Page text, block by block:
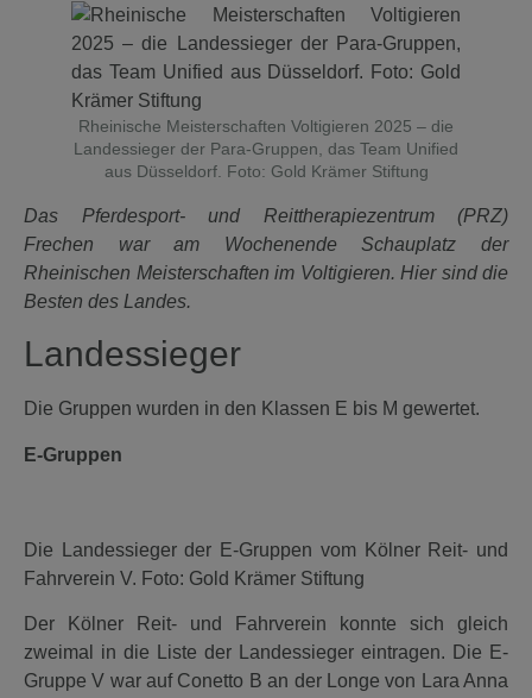
Rheinische Meisterschaften Voltigieren 2025 – die
Landessieger der Para-Gruppen, das Team Unified
aus Düsseldorf. Foto: Gold Krämer Stiftung
Das Pferdesport- und Reittherapiezentrum (PRZ)
Frechen war am Wochenende Schauplatz der
Rheinischen Meisterschaften im Voltigieren. Hier sind die
Besten des Landes.
Landessieger
Die Gruppen wurden in den Klassen E bis M gewertet.
E-Gruppen
Die Landessieger der E-Gruppen vom Kölner Reit- und
Fahrverein V. Foto: Gold Krämer Stiftung
Der Kölner Reit- und Fahrverein konnte sich gleich
zweimal in die Liste der Landessieger eintragen. Die E-
Gruppe V war auf Conetto B an der Longe von Lara Anna